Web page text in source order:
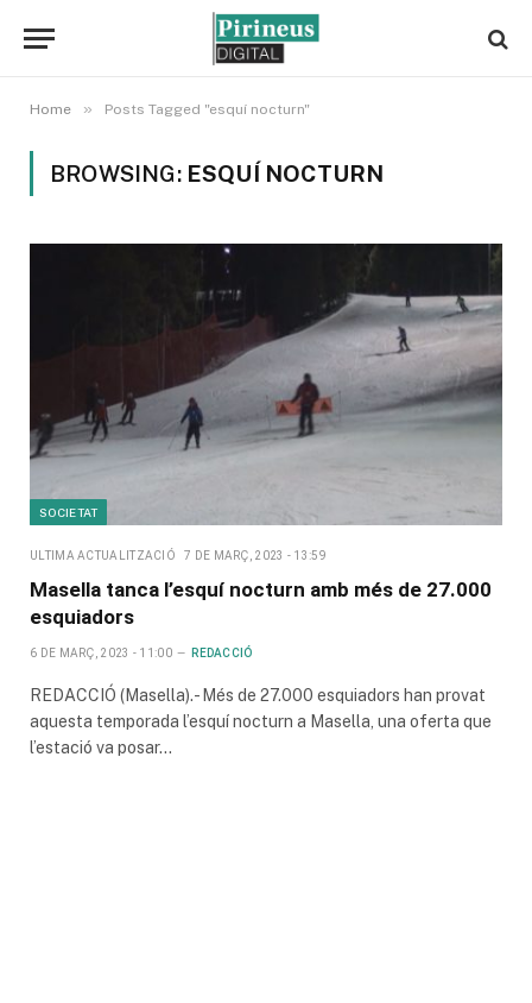
Home » Posts Tagged "esquí nocturn"
BROWSING: ESQUÍ NOCTURN
SOCIETAT
ULTIMA ACTUALITZACIÓ 7 DE MARÇ, 2023 - 13:59
Masella tanca l’esquí nocturn amb més de 27.000
esquiadors
6 DE MARÇ, 2023 - 11:00 REDACCIÓ
REDACCIÓ (Masella).- Més de 27.000 esquiadors han provat
aquesta temporada l’esquí nocturn a Masella, una oferta que
l’estació va posar…